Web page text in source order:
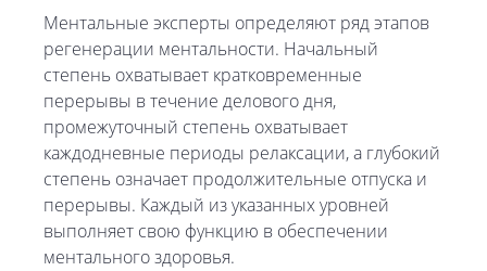
Ментальные эксперты определяют ряд этапов
регенерации ментальности. Начальный
степень охватывает кратковременные
перерывы в течение делового дня,
промежуточный степень охватывает
каждодневные периоды релаксации, а глубокий
степень означает продолжительные отпуска и
перерывы. Каждый из указанных уровней
выполняет свою функцию в обеспечении
ментального здоровья.